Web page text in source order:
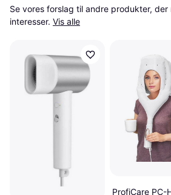
Se vores forslag til andre produkter, der
interesser. Vis alle
ProfiCare PC-